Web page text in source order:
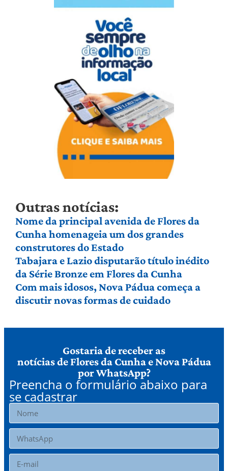
Outras notícias:
Nome da principal avenida de Flores da
Cunha homenageia um dos grandes
construtores do Estado
Tabajara e Lazio disputarão título inédito
da Série Bronze em Flores da Cunha
Com mais idosos, Nova Pádua começa a
discutir novas formas de cuidado
Gostaria de receber as
notícias de Flores da Cunha e Nova Pádua
por WhatsApp?
Preencha o formulário abaixo para
se cadastrar